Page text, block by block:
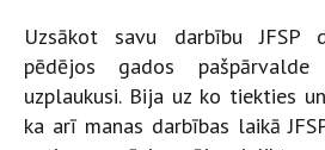
Uzsākot savu darbību JFSP
pēdējos gados
uzplaukusi. Bija uz ko tiekties
ka arī manas darbības laikā